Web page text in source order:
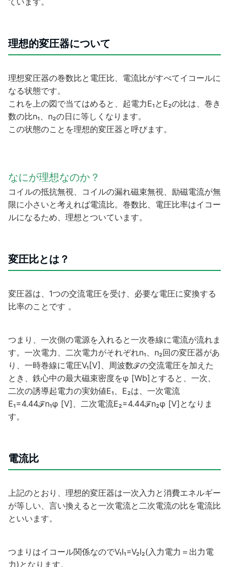
理想的変圧器について
理想変圧器の巻数比と電圧比、電流比がすべてイコールに
なる状態です。
これを上の図で当てはめると、起電力E₁とE₂の比は、巻き
数の比n₁、n₂の日に等しくなります。
この状態のことを理想的変圧器と呼びます。
なにが理想なのか？
コイルの抵抗無視、コイルの漏れ磁束無視、励磁電流が無
限に小さいと考えれば電流比。巻数比、電圧比率はイコー
ルになるため、理想とついています。
変圧比とは？
変圧器は、1つの交流電圧を受け、必要な電圧に変換する
比率のことです 。
つまり、一次側の電源を入れると一次巻線に電流が流れま
す。一次電力、二次電力がそれぞれn₁、n₂回の変圧器があ
り、一時巻線に電圧V₁[V]、周波数ℱの交流電圧を加えた
とき、鉄心中の最大磁束密度をφ [Wb]とすると、一次、
二次の誘導起電力の実効値E₁、E₂は、一次電流
E₁=4.44ℱn₁φ [V]、二次電流E₂=4.44ℱn₂φ [V]となりま
す。
電流比
上記のとおり、理想的変圧器は一次入力と消費エネルギー
が等しい、言い換えると一次電流と二次電流の比を電流比
といいます。
つまりはイコール関係なのでV₁I₁=V₂I₂(入力電力＝出力電
力)となります。